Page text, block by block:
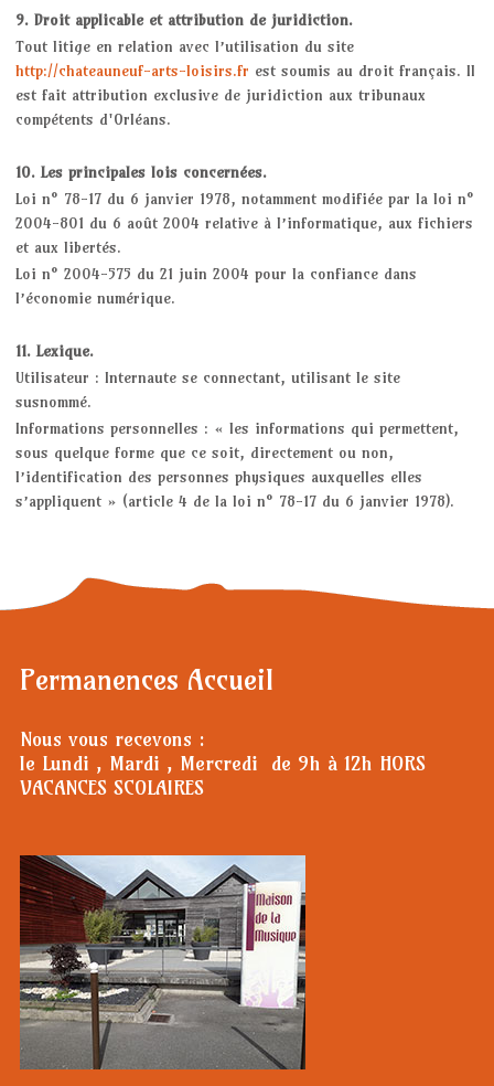
9. Droit applicable et attribution de juridiction.
Tout litige en relation avec l’utilisation du site
http://chateauneuf-arts-loisirs.fr est soumis au droit français. Il
est fait attribution exclusive de juridiction aux tribunaux
compétents d'Orléans.
10. Les principales lois concernées.
Loi n° 78-17 du 6 janvier 1978, notamment modifiée par la loi n°
2004-801 du 6 août 2004 relative à l’informatique, aux fichiers
et aux libertés.
Loi n° 2004-575 du 21 juin 2004 pour la confiance dans
l’économie numérique.
11. Lexique.
Utilisateur : Internaute se connectant, utilisant le site
susnommé.
Informations personnelles : « les informations qui permettent,
sous quelque forme que ce soit, directement ou non,
l’identification des personnes physiques auxquelles elles
s’appliquent » (article 4 de la loi n° 78-17 du 6 janvier 1978).
Permanences Accueil
Nous vous recevons :
le Lundi , Mardi , Mercredi de 9h à 12h HORS
VACANCES SCOLAIRES